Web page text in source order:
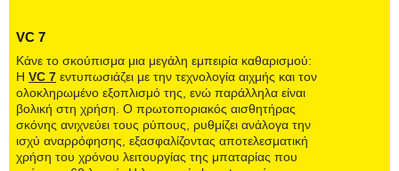
VC 7
Κάνε το σκούπισμα μια μεγάλη εμπειρία καθαρισμού:
Η VC 7 εντυπωσιάζει με την τεχνολογία αιχμής και τον
ολοκληρωμένο εξοπλισμό της, ενώ παράλληλα είναι
βολική στη χρήση. Ο πρωτοποριακός αισθητήρας
σκόνης ανιχνεύει τους ρύπους, ρυθμίζει ανάλογα την
ισχύ αναρρόφησης, εξασφαλίζοντας αποτελεσματική
χρήση του χρόνου λειτουργίας της μπαταρίας που